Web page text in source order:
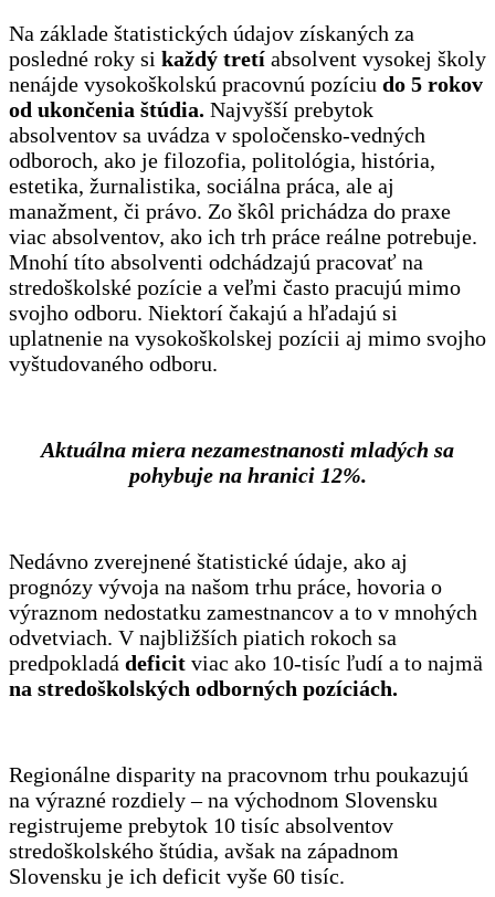
Na základe štatistických údajov získaných za
posledné roky si každý tretí absolvent vysokej školy
nenájde vysokoškolskú pracovnú pozíciu do 5 rokov
od ukončenia štúdia. Najvyšší prebytok
absolventov sa uvádza v spoločensko-vedných
odboroch, ako je filozofia, politológia, história,
estetika, žurnalistika, sociálna práca, ale aj
manažment, či právo. Zo škôl prichádza do praxe
viac absolventov, ako ich trh práce reálne potrebuje.
Mnohí títo absolventi odchádzajú pracovať na
stredoškolské pozície a veľmi často pracujú mimo
svojho odboru. Niektorí čakajú a hľadajú si
uplatnenie na vysokoškolskej pozícii aj mimo svojho
vyštudovaného odboru.
Aktuálna miera nezamestnanosti mladých sa
pohybuje na hranici 12%.
Nedávno zverejnené štatistické údaje, ako aj
prognózy vývoja na našom trhu práce, hovoria o
výraznom nedostatku zamestnancov a to v mnohých
odvetviach. V najbližších piatich rokoch sa
predpokladá deficit viac ako 10-tisíc ľudí a to najmä
na stredoškolských odborných pozíciách.
Regionálne disparity na pracovnom trhu poukazujú
na výrazné rozdiely – na východnom Slovensku
registrujeme prebytok 10 tisíc absolventov
stredoškolského štúdia, avšak na západnom
Slovensku je ich deficit vyše 60 tisíc.